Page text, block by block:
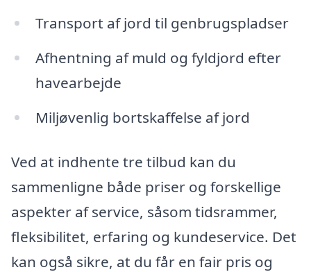
Transport af jord til genbrugspladser
Afhentning af muld og fyldjord efter
havearbejde
Miljøvenlig bortskaffelse af jord
Ved at indhente tre tilbud kan du
sammenligne både priser og forskellige
aspekter af service, såsom tidsrammer,
fleksibilitet, erfaring og kundeservice. Det
kan også sikre, at du får en fair pris og